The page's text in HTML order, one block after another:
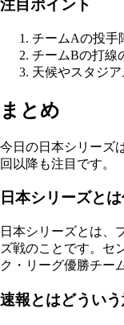
注目ポイント
チームAの投手
チームBの打線
天候やスタジ
まとめ
今日の日本シリーズ
回以降も注目です。
日本シリーズと
日本シリーズとは、
ズ戦のことです。セ
ク・リーグ優勝チー
速報とはどうい